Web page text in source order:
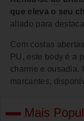
que eleva o seu
aliado para
Com costas
PU, este body é a
charme e ousadia.
marcantes,
Mais